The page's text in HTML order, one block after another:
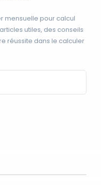
mensuelle pour calcul
utiles, des conseils
réussite dans le calculer